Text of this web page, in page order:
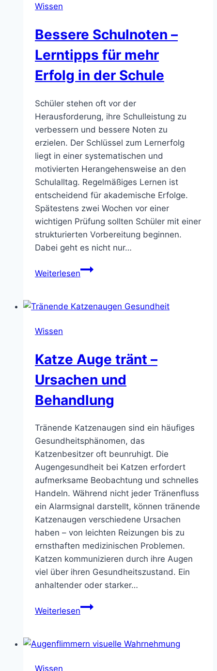
Wissen
Bessere Schulnoten –
Lerntipps für mehr
Erfolg in der Schule
Schüler stehen oft vor der
Herausforderung, ihre Schulleistung zu
verbessern und bessere Noten zu
erzielen. Der Schlüssel zum Lernerfolg
liegt in einer systematischen und
motivierten Herangehensweise an den
Schulalltag. Regelmäßiges Lernen ist
entscheidend für akademische Erfolge.
Spätestens zwei Wochen vor einer
wichtigen Prüfung sollten Schüler mit einer
strukturierten Vorbereitung beginnen.
Dabei geht es nicht nur…
WeiterlesenBessere
Lerntipps
in
Schule
Wissen
Katze Auge tränt –
Ursachen und
Behandlung
Tränende Katzenaugen sind ein häufiges
Gesundheitsphänomen, das
Katzenbesitzer oft beunruhigt. Die
Augengesundheit bei Katzen erfordert
aufmerksame Beobachtung und schnelles
Handeln. Während nicht jeder Tränenfluss
ein Alarmsignal darstellt, können tränende
Katzenaugen verschiedene Ursachen
haben – von leichten Reizungen bis zu
ernsthaften medizinischen Problemen.
Katzen kommunizieren durch ihre Augen
viel über ihren Gesundheitszustand. Ein
anhaltender oder starker…
WeiterlesenKatze
–
Wissen